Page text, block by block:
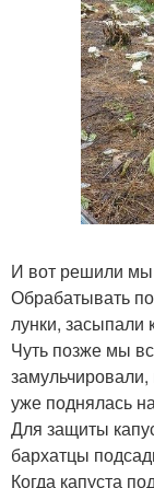
И вот решили мы
Обрабатывать
лунки, засыпали
Чуть позже мы
замульчировали,
уже поднялась
Для защиты
бархатцы
Когда капуста